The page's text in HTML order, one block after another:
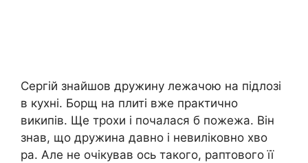
Сергій знайшов дружину лежачою на підлозі
в кухні. Борщ на плиті вже практично
википів. Ще трохи і почалася б пожежа. Він
знав, що дружина давно і невиліковно хво
ра. Але не очікував ось такого, раптового її